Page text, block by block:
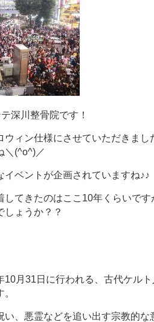
深川整骨院です！
ウィン仕様にさせていただきま
＼(^o^)／
イベントが企画されていますね♪♪
してきたのはここ10年くらいで
しょうか？？
10月31日に行われる、古代ケル
い、悪霊などを追い出す宗教的